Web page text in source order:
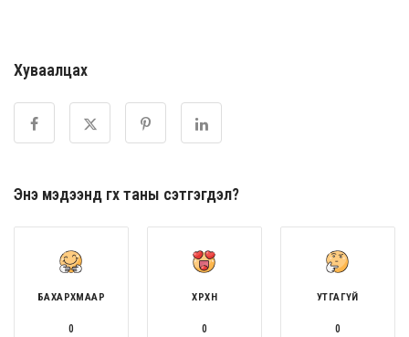
Хуваалцах
Энэ мэдээнд өгөх таны сэтгэгдэл?
БАХАРХМААР
0
ХӨӨРХӨН
0
УТГАГҮЙ
0